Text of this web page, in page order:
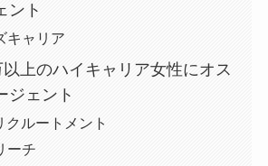
ント
キャリア
上のハイキャリア女性にオス
ジェント
クルートメント
ーチ